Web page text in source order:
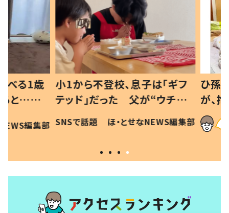
る1歳
…母
現行
編集部
小1から不登校、息子は「ギフ
テッド」だった 父が“ウチ給
食”を作り続ける理由とは #令
和の親 #令和の子
SNSで話題 ほ・とせなNEWS編集部
ひ孫
が、抱
に「涙
方ない」